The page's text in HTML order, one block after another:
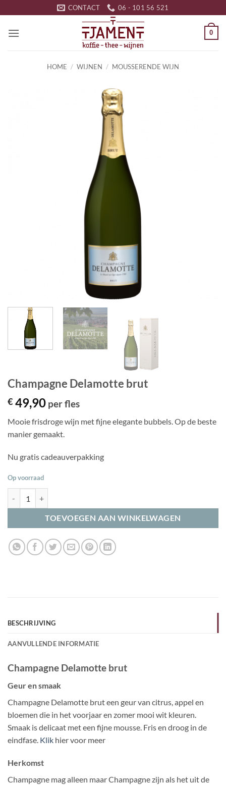
naar
inhoud
CONTACT 06 - 101 56 521
0
HOME / WIJNEN / MOUSSERENDE WIJN
Champagne Delamotte brut
€ 49,90 per fles
Mooie frisdroge wijn met fijne elegante bubbels. Op de beste
manier gemaakt.
Nu gratis cadeauverpakking
Op voorraad
TOEVOEGEN AAN WINKELWAGEN
BESCHRIJVING
AANVULLENDE INFORMATIE
Champagne Delamotte brut
Geur en smaak
Champagne Delamotte brut een geur van citrus, appel en
bloemen die in het voorjaar en zomer mooi wit kleuren.
Smaak is delicaat met een fijne mousse. Fris en droog in de
eindfase. Klik hier voor meer
Herkomst
Champagne mag alleen maar Champagne zijn als het uit de